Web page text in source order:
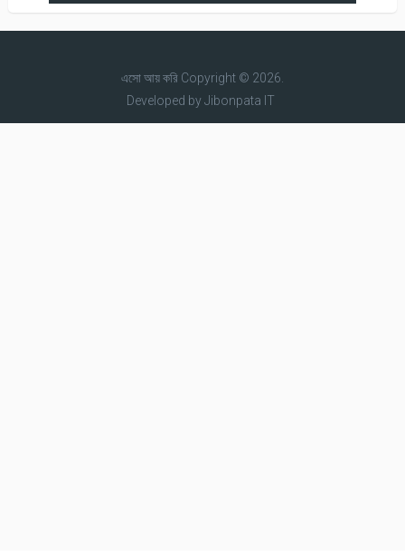
এসো আয় করিCopyright © 2026.
Developed byJibonpata IT